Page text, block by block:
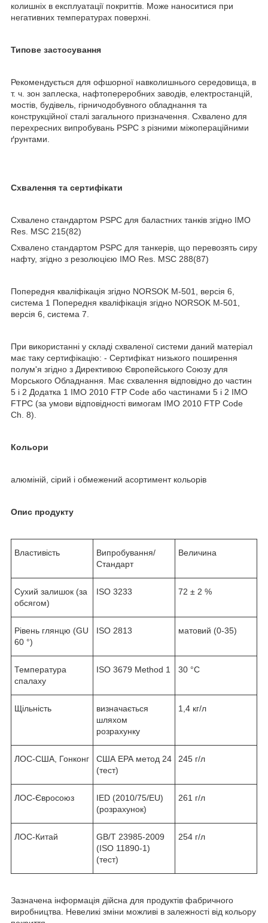
колишніх в експлуатації покриттів. Може наноситися при
негативних температурах поверхні.
Типове застосування
Рекомендується для офшорної навколишнього середовища, в
т. ч. зон заплеска, нафтопереробних заводів, електростанцій,
мостів, будівель, гірничодобувного обладнання та
конструкційної сталі загального призначення. Схвалено для
перехресних випробувань PSPC з різними міжопераційними
ґрунтами.
Схвалення та сертифікати
Схвалено стандартом PSPC для баластних танків згідно IMO
Res. MSC 215(82)
Схвалено стандартом PSPC для танкерів, що перевозять сиру
нафту, згідно з резолюцією IMO Res. MSC 288(87)
Попередня кваліфікація згідно NORSOK M-501, версія 6,
система 1 Попередня кваліфікація згідно NORSOK M-501,
версія 6, система 7.
При використанні у складі схваленої системи даний матеріал
має таку сертифікацію: - Сертифікат низького поширення
полум'я згідно з Директивою Європейського Союзу для
Морського Обладнання. Має схвалення відповідно до частин
5 і 2 Додатка 1 IMO 2010 FTP Code або частинами 5 і 2 IMO
FTPC (за умови відповідності вимогам IMO 2010 FTP Code
Ch. 8).
Кольори
алюміній, сірий і обмежений асортимент кольорів
Опис продукту
Властивість
Випробування/
Стандарт
Величина
Сухий залишок (за
обсягом)
ISO 3233 72 ± 2 %
Рівень глянцю (GU
60 °)
ISO 2813 матовий (0-35)
Температура
спалаху
ISO 3679 Method 1 30 °C
Щільність
визначається
шляхом
розрахунку
1,4 кг/л
ЛОС-США, Гонконг
США ЕРА метод 24
(тест)
245 г/л
ЛОС-Євросоюз
IED (2010/75/EU)
(розрахунок)
261 г/л
ЛОС-Китай
GB/T 23985-2009
(ISO 11890-1)
(тест)
254 г/л
Зазначена інформація дійсна для продуктів фабричного
виробництва. Невеликі зміни можливі в залежності від кольору